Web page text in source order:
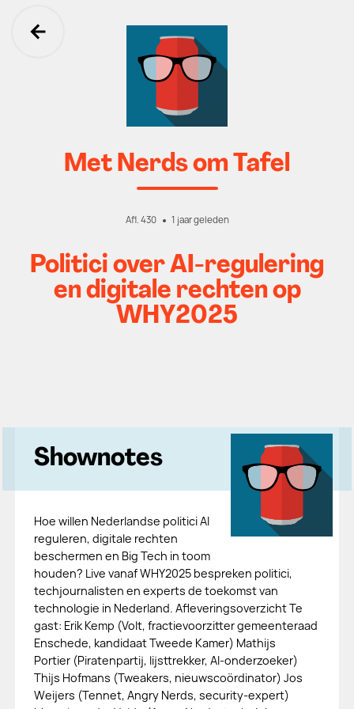
Ga terug
Met Nerds om Tafel
Afl. 430 1 jaar geleden
Politici over AI-regulering
en digitale rechten op
WHY2025
Shownotes
Hoe willen Nederlandse politici AI
reguleren, digitale rechten
beschermen en Big Tech in toom
houden? Live vanaf WHY2025 bespreken politici,
techjournalisten en experts de toekomst van
technologie in Nederland. Afleveringsoverzicht Te
gast: Erik Kemp (Volt, fractievoorzitter gemeenteraad
Enschede, kandidaat Tweede Kamer) Mathijs
Portier (Piratenpartij, lijsttrekker, AI-onderzoeker)
Thijs Hofmans (Tweakers, nieuwscoördinator) Jos
Weijers (Tennet, Angry Nerds, security-expert)